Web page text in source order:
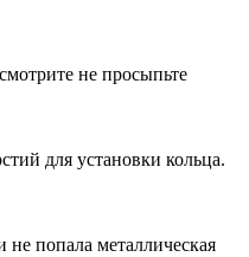
не просыпьте
для установки кольца.
попала металлическая